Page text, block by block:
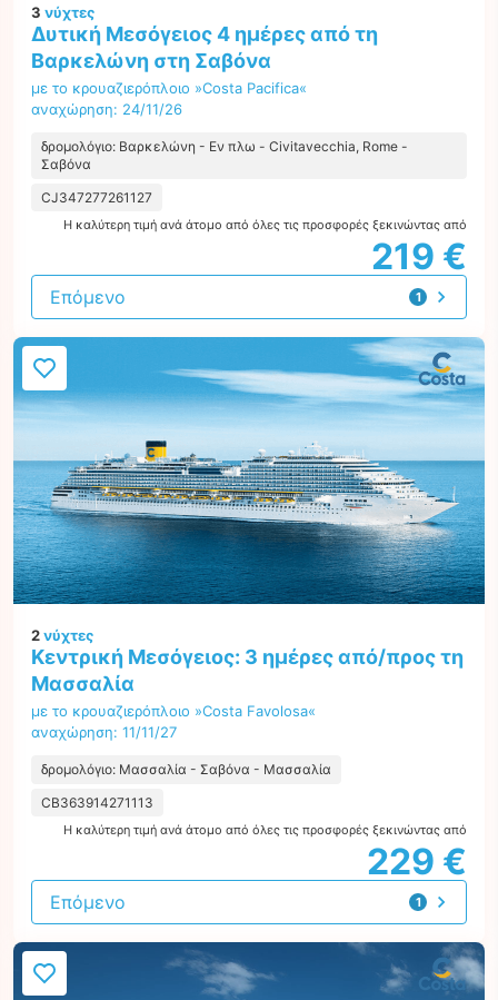
3 νύχτες
Δυτική Μεσόγειος 4 ημέρες από τη
Βαρκελώνη στη Σαβόνα
με το κρουαζιερόπλοιο »Costa Pacifica«
αναχώρηση: 24/11/26
δρομολόγιο: Βαρκελώνη - Εν πλω - Civitavecchia, Rome -
Σαβόνα
CJ347277261127
Η καλύτερη τιμή ανά άτομο από όλες τις προσφορές ξεκινώντας από
219 €
1
προσφορά
Επόμενο
2νύχτες
Κεντρική Μεσόγειος: 3 ημέρες από/προς τη
Μασσαλία
με το κρουαζιερόπλοιο »Costa Favolosa«
αναχώρηση: 11/11/27
δρομολόγιο: Μασσαλία - Σαβόνα - Μασσαλία
CB363914271113
Η καλύτερη τιμή ανά άτομο από όλες τις προσφορές ξεκινώντας από
229 €
1
προσφορά
Επόμενο